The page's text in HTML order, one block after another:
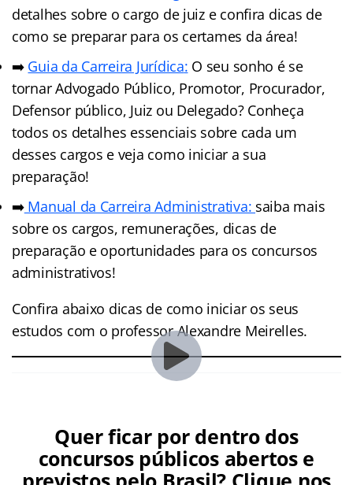
detalhes sobre o cargo de juiz e confira dicas de
como se preparar para os certames da área!
➡️ Guia da Carreira Jurídica: O seu sonho é se
tornar Advogado Público, Promotor, Procurador,
Defensor público, Juiz ou Delegado? Conheça
todos os detalhes essenciais sobre cada um
desses cargos e veja como iniciar a sua
preparação!
➡️Manual da Carreira Administrativa: saiba mais
sobre os cargos, remunerações, dicas de
preparação e oportunidades para os concursos
administrativos!
Confira abaixo dicas de como iniciar os seus
estudos com o professor Alexandre Meirelles.
Quer ficar por dentro dos
concursos públicos abertos e